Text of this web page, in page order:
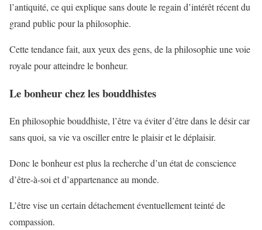
l’antiquité, ce qui explique sans doute le regain d’intérêt récent du
grand public pour la philosophie.
Cette tendance fait, aux yeux des gens, de la philosophie une voie
royale pour atteindre le bonheur.
Le bonheur chez les bouddhistes
En philosophie bouddhiste, l’être va éviter d’être dans le désir car
sans quoi, sa vie va osciller entre le plaisir et le déplaisir.
Donc le bonheur est plus la recherche d’un état de conscience
d’être-à-soi et d’appartenance au monde.
L’être vise un certain détachement éventuellement teinté de
compassion.